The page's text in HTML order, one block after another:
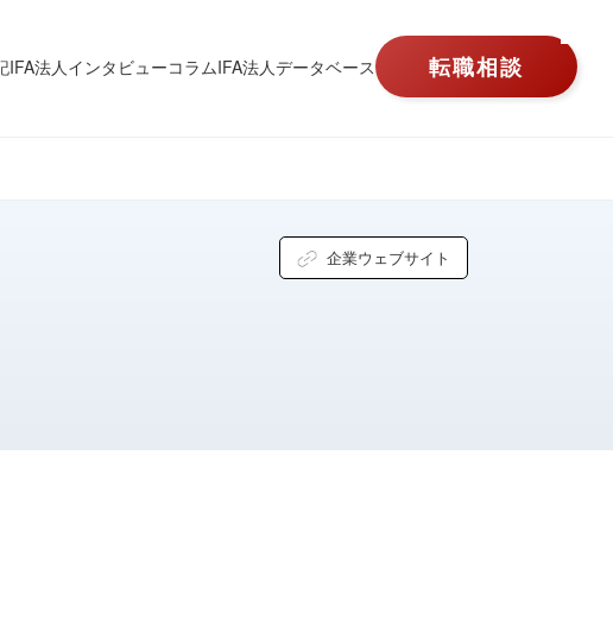
IFA法人インタビューコラムIFA法人データベース 転職相談
企業ウェブサイト